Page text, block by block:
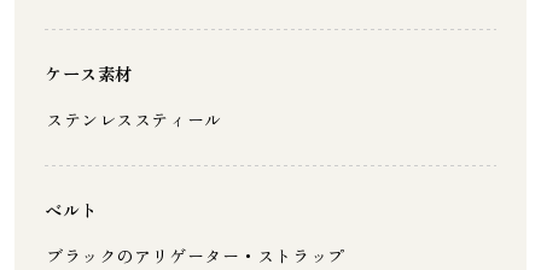
ケース素材
ステンレススティール
ベルト
ブラックのアリゲーター・ストラップ